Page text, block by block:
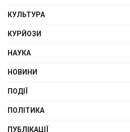
КУЛЬТУРА
КУРЙОЗИ
НАУКА
НОВИНИ
ПОДІЇ
ПОЛІТИКА
ПУБЛІКАЦІЇ